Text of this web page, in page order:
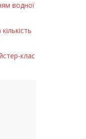
водної
клас